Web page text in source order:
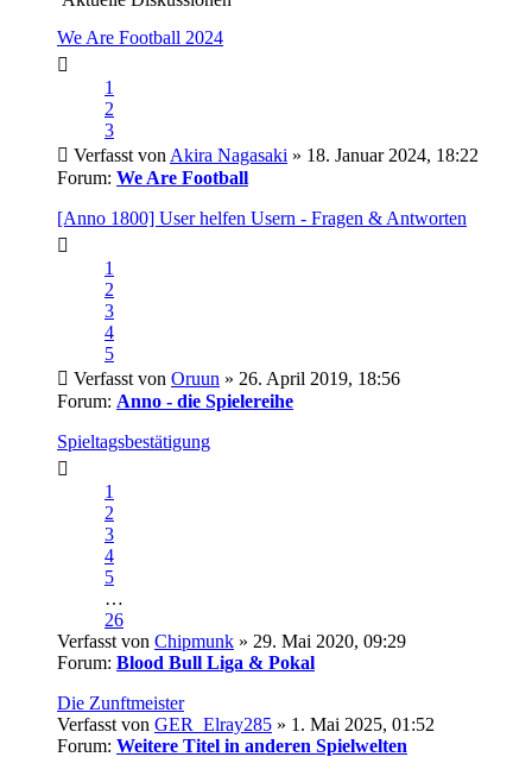
We Are Football 2024
1
2
3
Verfasst von Akira Nagasaki » 18. Januar 2024, 18:22
Forum: We Are Football
[Anno 1800] User helfen Usern - Fragen & Antworten
1
2
3
4
5
Verfasst von Oruun » 26. April 2019, 18:56
Forum: Anno - die Spielereihe
Spieltagsbestätigung
1
2
3
4
5
…
26
Verfasst von Chipmunk » 29. Mai 2020, 09:29
Forum: Blood Bull Liga & Pokal
Die Zunftmeister
Verfasst von GER_Elray285 » 1. Mai 2025, 01:52
Forum: Weitere Titel in anderen Spielwelten